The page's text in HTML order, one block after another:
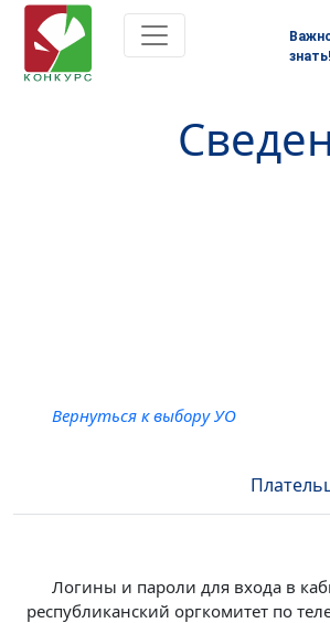
знать!
Вернуться к выбору УО
Логины и пароли для входа в
республиканский оргкомитет по